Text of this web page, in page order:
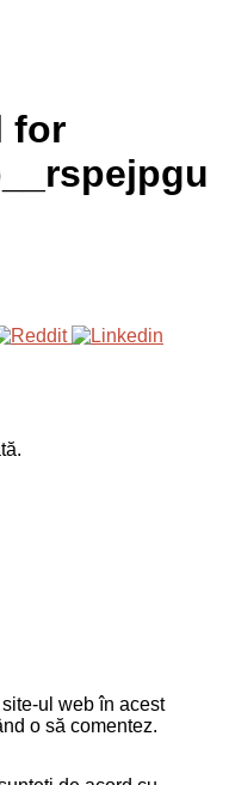
for
ul web în acest
o să comentez.